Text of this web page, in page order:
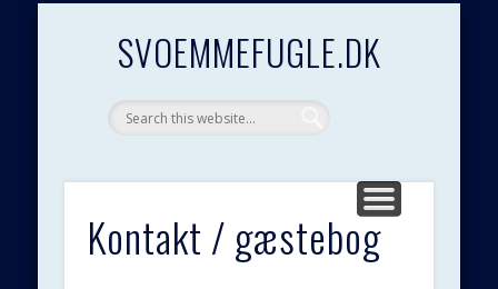
SVOEMMEFUGLE.DK
Kontakt / gæstebog